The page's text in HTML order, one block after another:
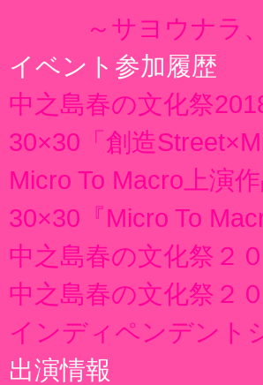
～サヨウナラ、
イベント参加履歴
中之島春の文化祭
30×30「創造
Micro To Macro上演
30×30『Micro To
中之島春の文化祭２
中之島春の文化祭２
インディペンデント
出演情報